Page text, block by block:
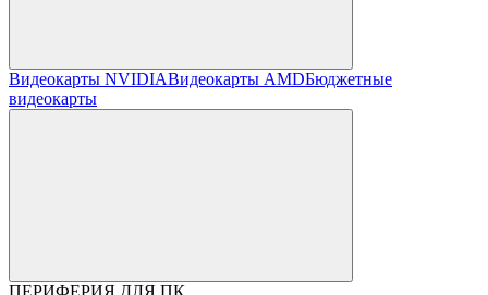
Видеокарты NVIDIAВидеокарты AMDБюджетные
видеокарты
ПЕРИФЕРИЯ ДЛЯ ПК